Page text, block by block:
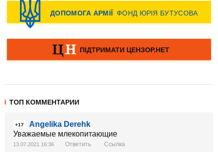
ТОП КОММЕНТАРИИ
+17
Angelika Derehk
Уважаемые млекопитающие
13.07.2021 16:36 Ответить Ссылка